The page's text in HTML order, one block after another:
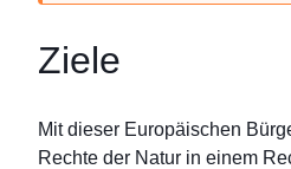
Ziele
Mit dieser Europäischen
Rechte der Natur in einem